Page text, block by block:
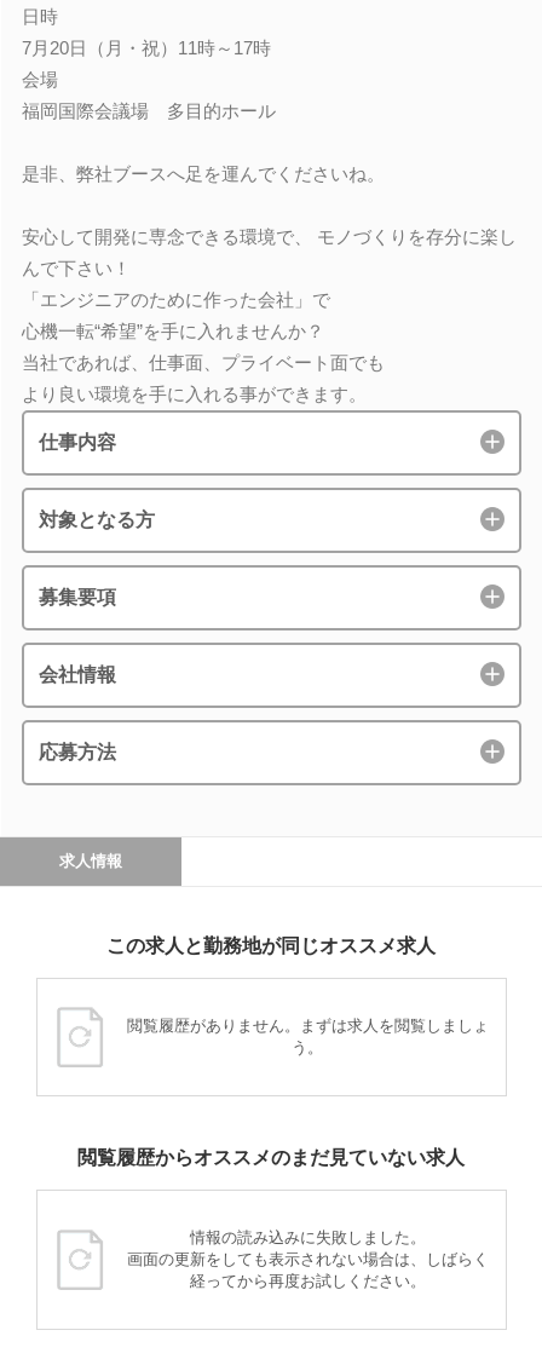
日時
7月20日（月・祝）11時～17時
会場
福岡国際会議場 多目的ホール
是非、弊社ブースへ足を運んでくださいね。
安心して開発に専念できる環境で、 モノづくりを存分に楽し
んで下さい！
「エンジニアのために作った会社」で
心機一転“希望”を手に入れませんか？
当社であれば、仕事面、プライベート面でも
より良い環境を手に入れる事ができます。
仕事内容
対象となる方
募集要項
会社情報
応募方法
求人情報
この求人と勤務地が同じオススメ求人
閲覧履歴がありません。まずは求人を閲覧しましょ
う。
閲覧履歴からオススメのまだ見ていない求人
情報の読み込みに失敗しました。
画面の更新をしても表示されない場合は、しばらく
経ってから再度お試しください。